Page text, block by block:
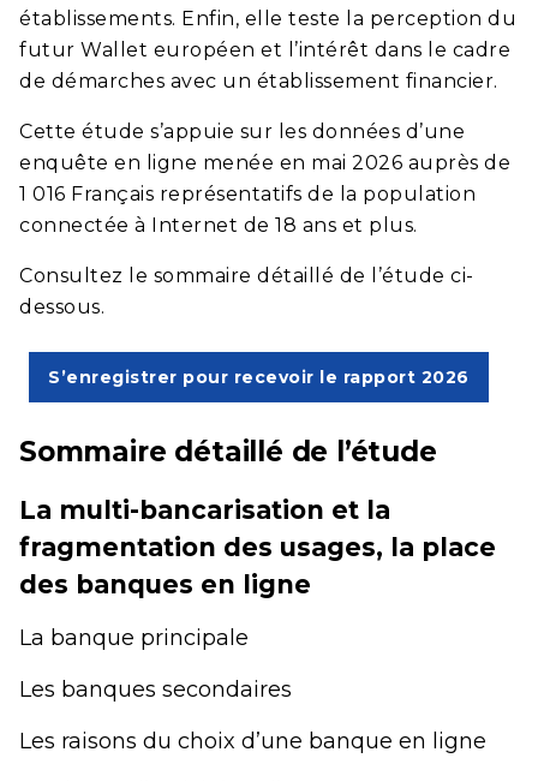
établissements. Enfin, elle teste la perception du
futur Wallet européen et l’intérêt dans le cadre
de démarches avec un établissement financier.
Cette étude s’appuie sur les données d’une
enquête en ligne menée en mai 2026 auprès de
1 016 Français représentatifs de la population
connectée à Internet de 18 ans et plus.
Consultez le sommaire détaillé de l’étude ci-
dessous.
S’enregistrer pour recevoir le rapport 2026
Sommaire détaillé de l’étude
La multi-bancarisation et la
fragmentation des usages, la place
des banques en ligne
La banque principale
Les banques secondaires
Les raisons du choix d’une banque en ligne